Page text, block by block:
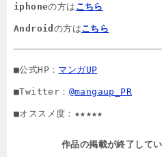
iphoneの方は こちら
Android の方はこちら
■公式HP： マンガUP
■Twitter： @mangaup_PR
■オススメ度：★★★★★
作品の掲載が終了して